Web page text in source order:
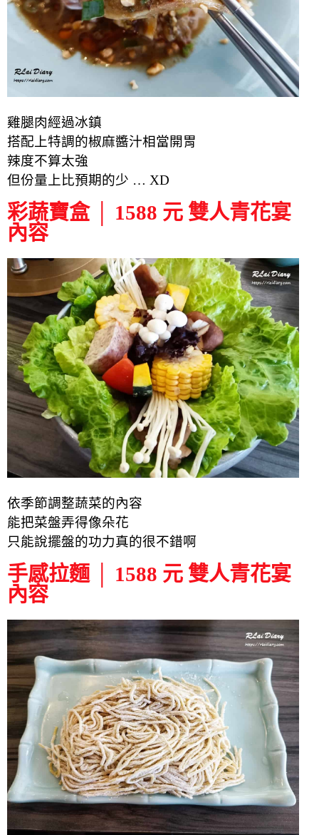
雞腿肉經過冰鎮
搭配上特調的椒麻醬汁相當開胃
辣度不算太強
但份量上比預期的少 … XD
彩蔬寶盒 │ 1588 元 雙人青花宴
內容
依季節調整蔬菜的內容
能把菜盤弄得像朵花
只能說擺盤的功力真的很不錯啊
手感拉麵 │ 1588 元 雙人青花宴
內容